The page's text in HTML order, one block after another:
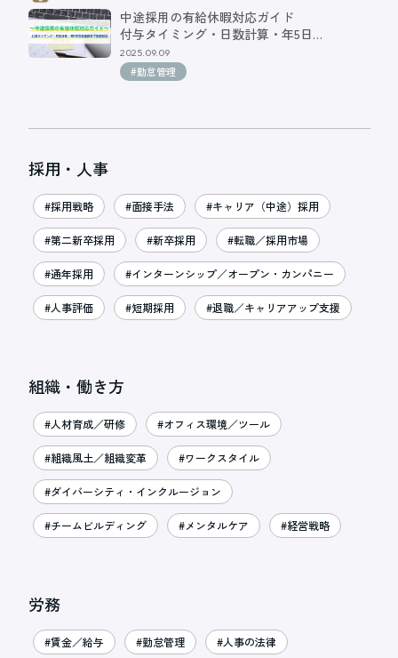
中途採用の有給休暇対応ガイド
付与タイミング・日数計算・年5日…
2025.09.09
#勤怠管理
採用・人事
#採用戦略 #面接手法 #キャリア（中途）採用
#第二新卒採用 #新卒採用 #転職／採用市場
#通年採用 #インターンシップ／オープン・カンパニー
#人事評価 #短期採用 #退職／キャリアアップ支援
組織・働き方
#人材育成／研修 #オフィス環境／ツール
#組織風土／組織変革 #ワークスタイル
#ダイバーシティ・インクルージョン
#チームビルディング #メンタルケア #経営戦略
労務
#賃金／給与 #勤怠管理 #人事の法律